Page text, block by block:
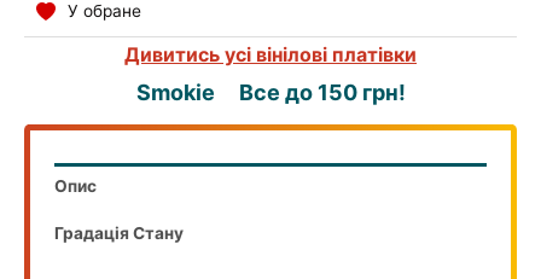
У обране
Дивитись усі вінілові платівки
Smokie Все до 150 грн!
Опис
Градація Стану